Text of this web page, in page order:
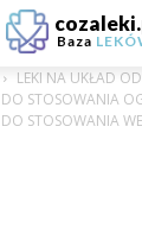
Baza
LEKI NA UKŁAD
STOSOWANIA
STOSOWANIA